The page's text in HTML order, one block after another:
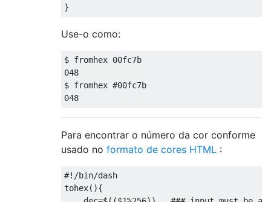
}
Use-o como:
$ fromhex 00fc7b
048
$ fromhex #00fc7b
048
Para encontrar o número da cor conforme
usado no formato de cores HTML :
#!/bin/dash
tohex(){